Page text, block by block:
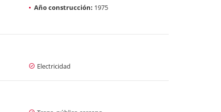
Año construcción: 1975
Electricidad